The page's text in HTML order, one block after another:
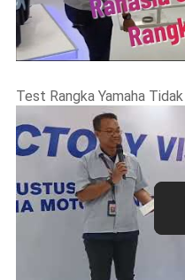
Test Rangka Yamaha